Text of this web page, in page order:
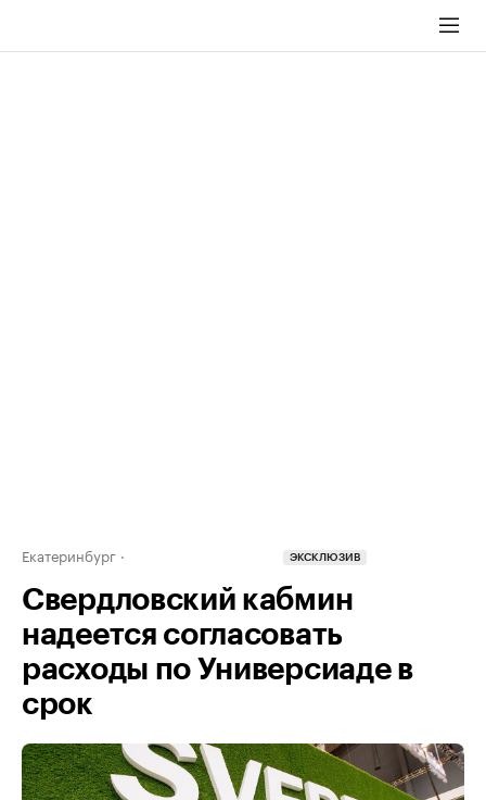
Екатеринбург ЭКСКЛЮЗИВ
Свердловский кабмин
надеется согласовать
расходы по Универсиаде в
срок